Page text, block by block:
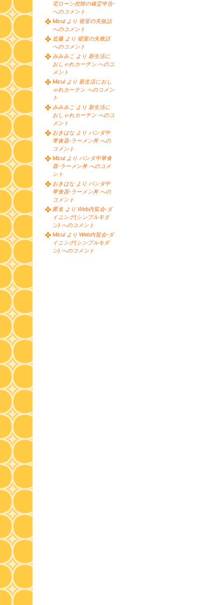
宅ローン控除の確定申告-
へのコメント
Micul より 寝室の失敗話
へのコメント
近藤 より 寝室の失敗話
へのコメント
みみみこ より 新生活に
おしゃれカーテン へのコ
メント
Micul より 新生活におし
ゃれカーテン へのコメン
ト
みみみこ より 新生活に
おしゃれカーテン へのコ
メント
おきはな より パンダ中
華食器-ラーメン丼 への
コメント
Micul より パンダ中華食
器-ラーメン丼 へのコメ
ント
おきはな より パンダ中
華食器-ラーメン丼 への
コメント
匿名 より Web内覧会-ダ
イニング(シンプルモダ
ン) へのコメント
Micul より Web内覧会-ダ
イニング(シンプルモダ
ン) へのコメント